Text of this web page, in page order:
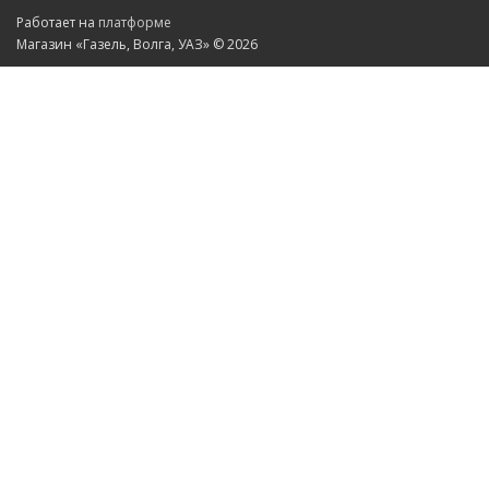
Работает на платформе
Магазин «Газель, Волга, УАЗ» © 2026